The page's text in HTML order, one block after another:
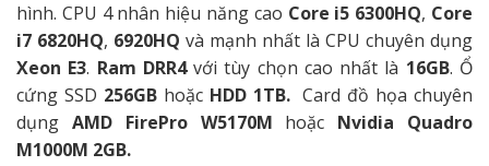
hình. CPU 4 nhân hiệu năng cao Core i5 6300HQ, Core
i7 6820HQ, 6920HQ và mạnh nhất là CPU chuyên dụng
Xeon E3. Ram DRR4với tùy chọn cao nhất là 16GB. Ổ
cứng SSD 256GBhoặc HDD 1TB.Card đồ họa chuyên
dụng AMD FirePro W5170M hoặc Nvidia Quadro
M1000M 2GB.